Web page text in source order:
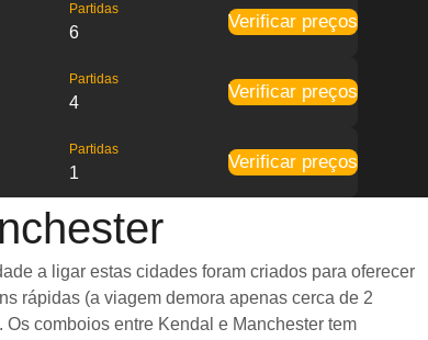
Partidas
6
Verificar preços
Partidas
4
Verificar preços
Partidas
1
Verificar preços
a ligar estas cidades foram criados para oferecer
rápidas (a viagem demora apenas cerca de 2
comboios entre Kendal e Manchester tem